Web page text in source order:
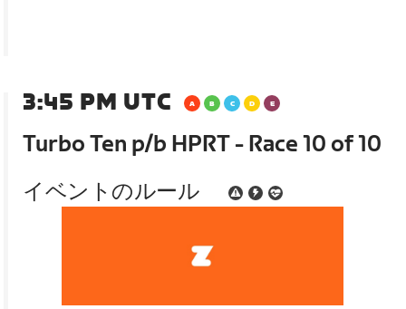
3:45 PM UTC
Turbo Ten p/b HPRT - Race 10 of 10
イベントのルール